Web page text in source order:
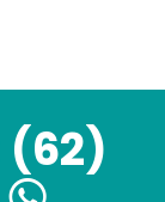
(62)